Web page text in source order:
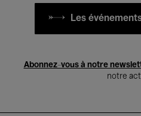
Les
Abonnez-vous à notre
notre